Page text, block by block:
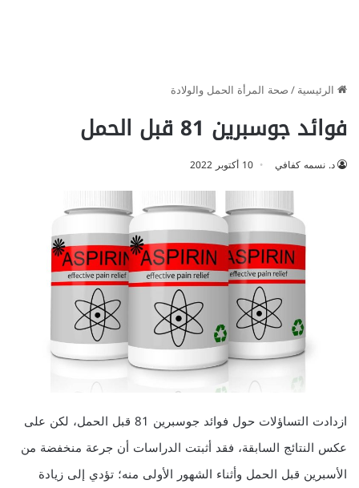
الرئيسية/صحة المرأة الحمل والولادة
فوائد جوسبرين 81 قبل الحمل
د. نسمه كفافي 10 أكتوبر 2022
ازدادت التساؤلات حول فوائد جوسبرين 81 قبل الحمل، لكن على
عكس النتائج السابقة، فقد أثبتت الدراسات أن جرعة منخفضة من
الأسبرين قبل الحمل وأثناء الشهور الأولى منه؛ تؤدي إلى زيادة